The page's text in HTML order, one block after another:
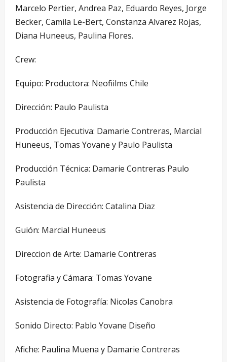
Marcelo Pertier, Andrea Paz, Eduardo Reyes, Jorge
Becker, Camila Le-Bert, Constanza Alvarez Rojas,
Diana Huneeus, Paulina Flores.
Crew:
Equipo: Productora: Neofiilms Chile
Dirección: Paulo Paulista
Producción Ejecutiva: Damarie Contreras, Marcial
Huneeus, Tomas Yovane y Paulo Paulista
Producción Técnica: Damarie Contreras Paulo
Paulista
Asistencia de Dirección: Catalina Diaz
Guión: Marcial Huneeus
Direccion de Arte: Damarie Contreras
Fotografia y Cámara: Tomas Yovane
Asistencia de Fotografía: Nicolas Canobra
Sonido Directo: Pablo Yovane Diseño
Afiche: Paulina Muena y Damarie Contreras